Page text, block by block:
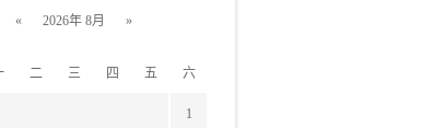
« 2026年 8月 »
二 三 四 五 六
1